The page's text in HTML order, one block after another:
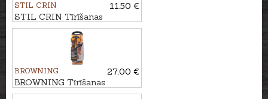
STIL CRIN
11.50 €
STIL CRIN Tīrīšanas
komplekts karabīnei kal.
BROWNING
27.00 €
BROWNING Tīrīšanas
komplekts karabīnei